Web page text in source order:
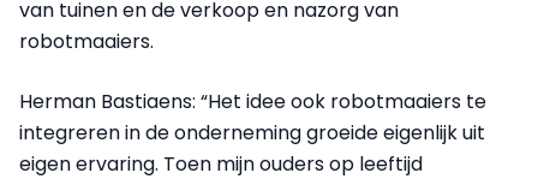
van tuinen en de verkoop en nazorg van
robotmaaiers.
Herman Bastiaens: “Het idee ook robotmaaiers te
integreren in de onderneming groeide eigenlijk uit
eigen ervaring. Toen mijn ouders op leeftijd